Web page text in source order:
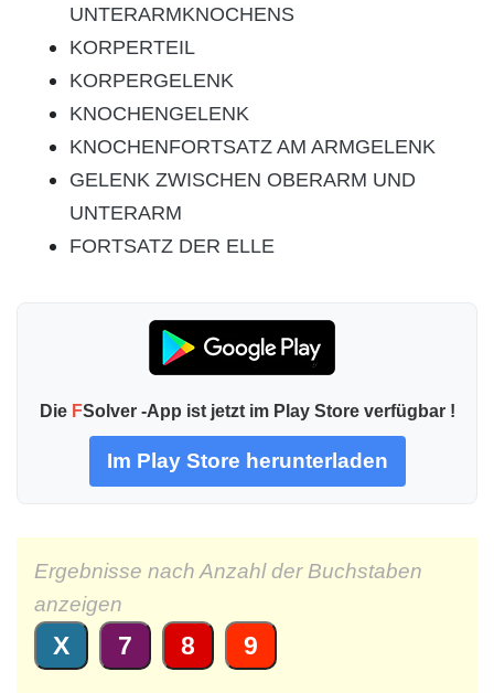
UNTERARMKNOCHENS
KORPERTEIL
KORPERGELENK
KNOCHENGELENK
KNOCHENFORTSATZ AM ARMGELENK
GELENK ZWISCHEN OBERARM UND
UNTERARM
FORTSATZ DER ELLE
Die FSolver -App ist jetzt im Play Store verfügbar !
Im Play Store herunterladen
Ergebnisse nach Anzahl der Buchstaben
anzeigen
X 7 8 9